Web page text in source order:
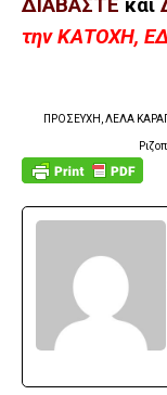
ΔΙΑΒΑΣΤΕ και
την ΚΑΤΟΧΗ,
ΠΡΟΣΕΥΧΗ, ΛΕΛΑ